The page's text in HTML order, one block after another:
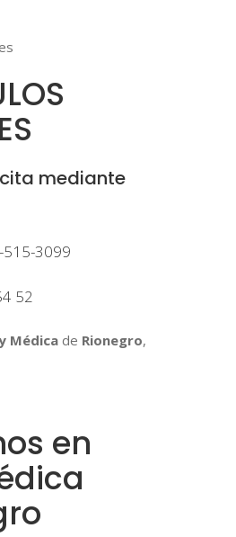
mediante
515-3099
52
Médica de Rionegro,
en